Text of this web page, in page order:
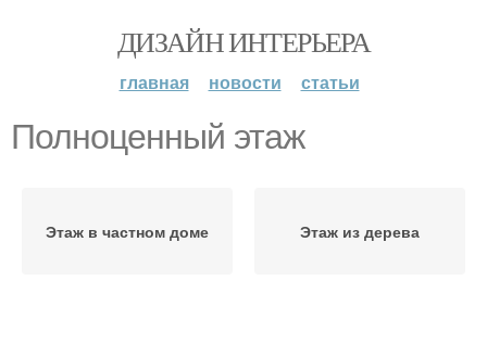
ДИЗАЙН ИНТЕРЬЕРА
главная новости статьи
Полноценный этаж
Этаж в частном доме Этаж из дерева